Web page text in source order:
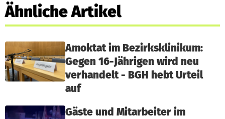
Ähnliche Artikel
Amoktat im Bezirksklinikum:
Gegen 16-Jährigen wird neu
verhandelt - BGH hebt Urteil
auf
Gäste und Mitarbeiter im